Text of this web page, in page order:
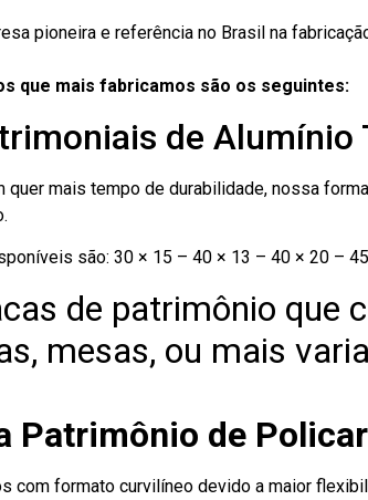
pioneira e referência no Brasil na
que mais fabricamos são os seguintes:
de Alumínio
quer mais tempo de durabilidade, nossa
são: 30 × 15 – 40 × 13 – 40 × 20 –
de patrimônio que
mesas, ou mais
Patrimônio de
com formato curvilíneo devido a maior